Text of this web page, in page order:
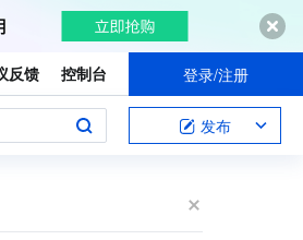
反馈 控制台 登录/注册
发布